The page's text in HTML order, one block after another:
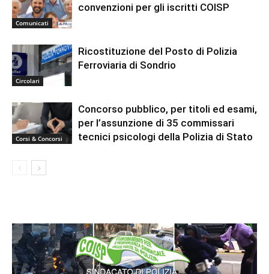
Comunicati
convenzioni per gli iscritti COISP
Circolari
Ricostituzione del Posto di Polizia
Ferroviaria di Sondrio
Corsi & Concorsi
Concorso pubblico, per titoli ed esami,
per l’assunzione di 35 commissari
tecnici psicologi della Polizia di Stato